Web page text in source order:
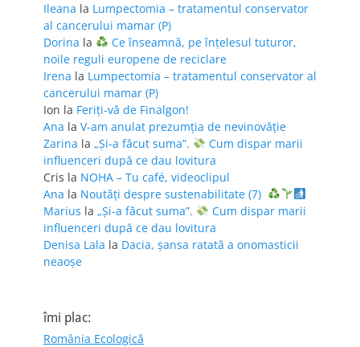
Ileana la Lumpectomia – tratamentul conservator
al cancerului mamar (P)
Dorina la
Ce înseamnă, pe înțelesul tuturor,
noile reguli europene de reciclare
Irena la Lumpectomia – tratamentul conservator al
cancerului mamar (P)
Ion la Feriţi-vă de Finalgon!
Ana la V-am anulat prezumția de nevinovăție
Zarina la „Și-a făcut suma”.
Cum dispar marii
influenceri după ce dau lovitura
Cris la NOHA – Tu café, videoclipul
Ana la Noutăți despre sustenabilitate (7)
Marius la „Și-a făcut suma”.
Cum dispar marii
influenceri după ce dau lovitura
Denisa Lala la Dacia, șansa ratată a onomasticii
neaoșe
îmi plac:
România Ecologică